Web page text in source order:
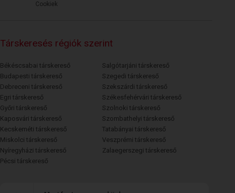
Cookiek
Társkeresés régiók szerint
Békéscsabai társkereső
Budapesti társkereső
Debreceni társkereső
Egri társkereső
Győri társkereső
Kaposvári társkereső
Kecskeméti társkereső
Miskolci társkereső
Nyíregyházi társkereső
Pécsi társkereső
Salgótarjáni társkereső
Szegedi társkereső
Szekszárdi társkereső
Székesfehérvári társkereső
Szolnoki társkereső
Szombathelyi társkereső
Tatabányai társkereső
Veszprémi társkereső
Zalaegerszegi társkereső